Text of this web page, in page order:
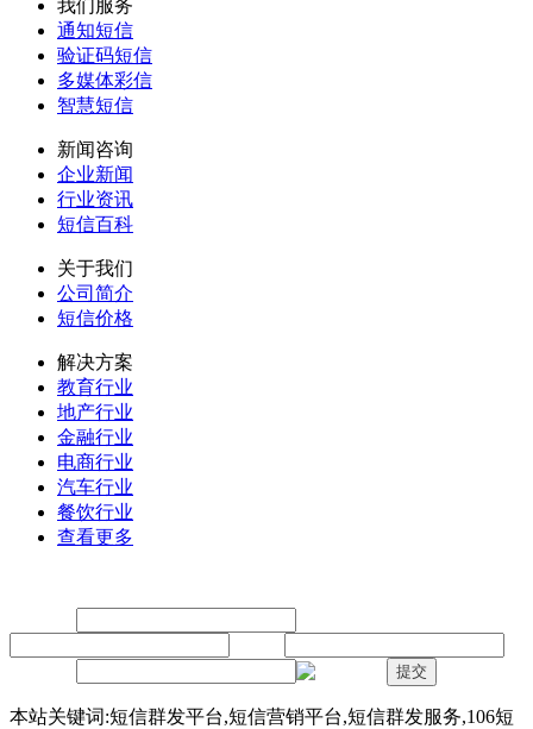
我们服务
通知短信
验证码短信
多媒体彩信
智慧短信
新闻咨询
企业新闻
行业资讯
短信百科
关于我们
公司简介
短信价格
解决方案
教育行业
地产行业
金融行业
电商行业
汽车行业
餐饮行业
查看更多
提交
本站关键词:短信群发平台,短信营销平台,短信群发服务,106短